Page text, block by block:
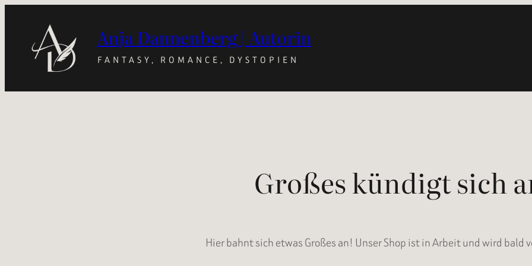
Anja Dannenberg | Autorin
FANTASY, ROMANCE, DYSTOPIEN
Großes kündigt sich
Hier bahnt sich etwas Großes an! Unser Shop ist in Arbeit und wird